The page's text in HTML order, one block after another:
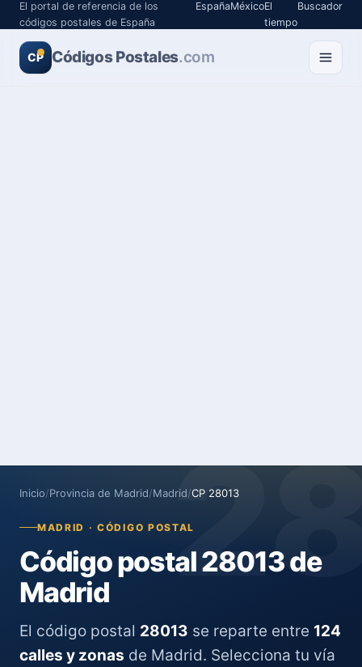
El portal de referencia de los
códigos postales de España
EspañaMéxicoEl
tiempo
Buscador
CP Códigos Postales.com
Inicio/Provincia de Madrid/Madrid/CP 28013
MADRID · CÓDIGO POSTAL
Código postal 28013 de
Madrid
El código postal 28013 se reparte entre 124
calles y zonas de Madrid. Selecciona tu vía